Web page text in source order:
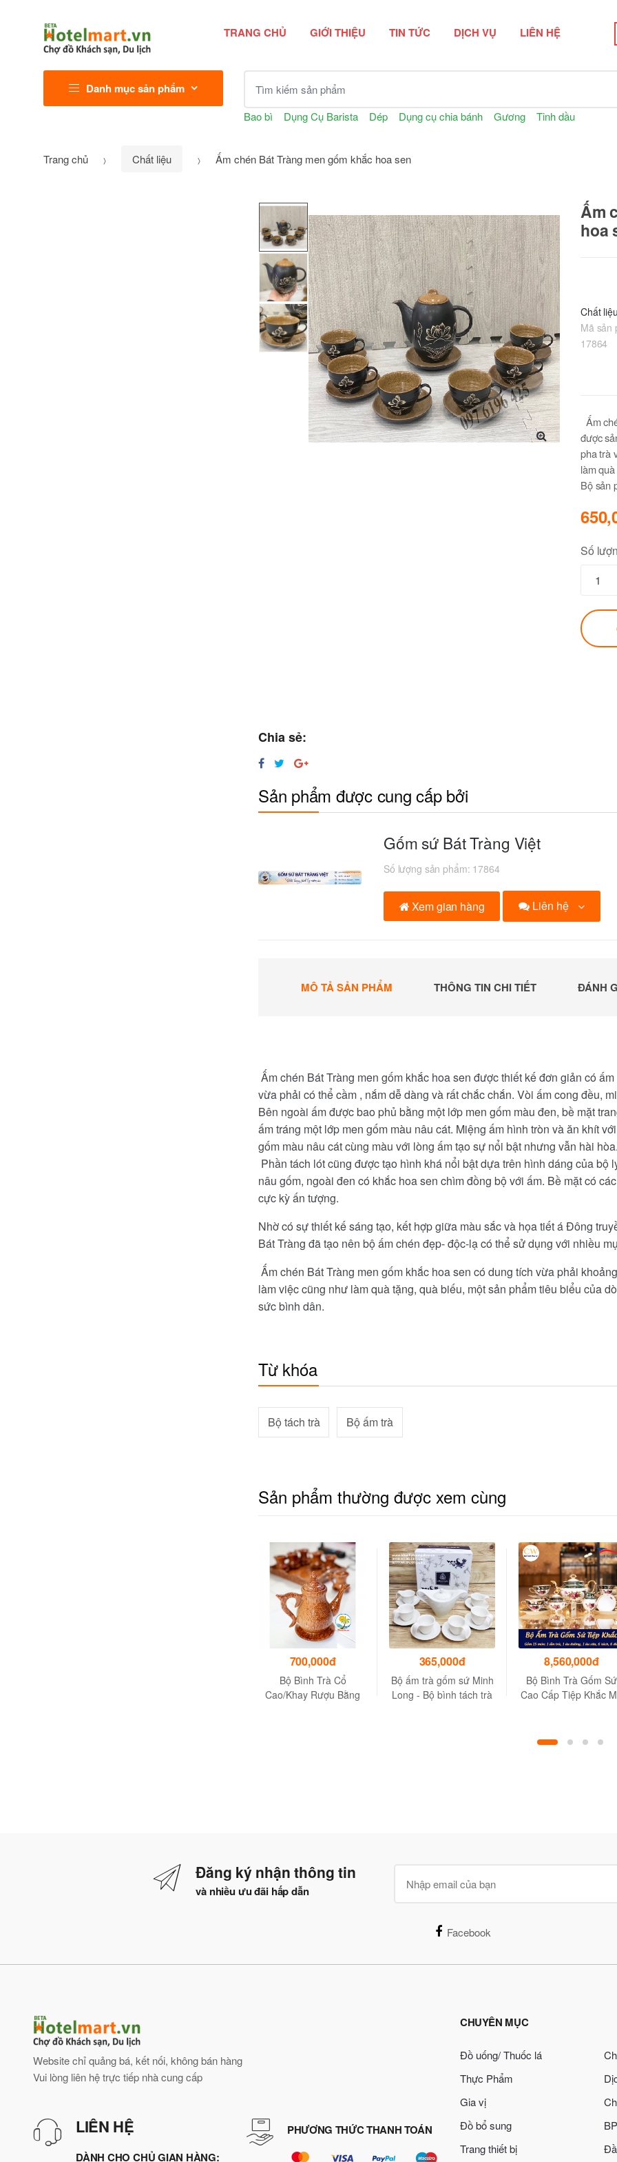
TRANG CHỦ GIỚI THIỆU TIN TỨC DỊCH VỤ LIÊN HỆ
Danh mục sản phẩm
Bao bì Dụng Cụ Barista Dép Dụng cụ chia bánh Gương Tinh dầu
Trang chủ Chất liệu Ấm chén Bát Tràng men gốm khắc hoa sen
Ấm
hoa
Chất liệu
Mã sản
17864
Ấm
được
pha trà
làm
Bộ sản
Số
Chia sẻ:
Sản phẩm được cung cấp bởi
Gốm sứ Bát Tràng Việt
Số lượng sản phẩm: 17864
Xem gian hàng Liên hệ
MÔ TẢ SẢN PHẨM THÔNG TIN CHI TIẾT ĐÁNH
Ấm chén Bát Tràng men gốm khắc hoa sen được thiết kế đơn giản có
vừa phải có thể cầm , nắm dễ dàng và rất chắc chắn. Vòi ấm cong đều,
Bên ngoài ấm được bao phủ bằng một lớp men gốm màu đen, bề mặt
ấm tráng một lớp men gốm màu nâu cát. Miệng ấm hình tròn và ăn khít
gốm màu nâu cát cùng màu với lòng ấm tạo sự nổi bật nhưng vẫn hài
Phần tách lót cũng được tạo hình khá nổi bật dựa trên hình dáng của
nâu gốm, ngoài đen có khắc hoa sen chìm đồng bộ với ấm. Bề mặt có
cực kỳ ấn tượng.
Nhờ có sự thiết kế sáng tạo, kết hợp giữa màu sắc và họa tiết á Đông
Bát Tràng đã tạo nên bộ ấm chén đẹp- độc-lạ có thể sử dụng với nhiều
Ấm chén Bát Tràng men gốm khắc hoa sen có dung tích vừa phải
làm việc cũng như làm quà tặng, quà biếu, một sản phẩm tiêu biểu của
sức bình dân.
Từ khóa
Bộ tách trà Bộ ấm trà
Sản phẩm thường được xem cùng
700,000đ
Bộ Bình Trà Cổ
Cao/Khay Rượu Bằng
365,000đ
Bộ ấm trà gốm sứ Minh
Long - Bộ bình tách trà
8,560,000đ
Bộ Bình Trà Gốm Sứ
Cao Cấp Tiệp Khắc
Đăng ký nhận thông tin
và nhiều ưu đãi hấp dẫn
Facebook
Website chỉ quảng bá, kết nối, không bán hàng
Vui lòng liên hệ trực tiếp nhà cung cấp
LIÊN HỆ
DÀNH CHO CHỦ GIAN HÀNG:
PHƯƠNG THỨC THANH TOÁN
CHUYÊN MỤC
Đồ uống/ Thuốc lá
Thực Phẩm
Gia vị
Đồ bổ sung
Trang thiết bị